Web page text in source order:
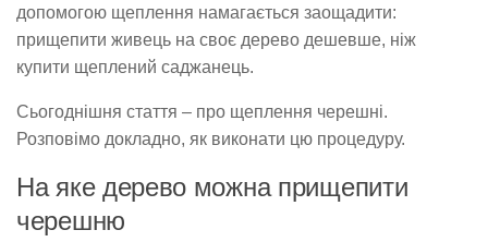
допомогою щеплення намагається заощадити:
прищепити живець на своє дерево дешевше, ніж
купити щеплений саджанець.
Сьогоднішня стаття – про щеплення черешні.
Розповімо докладно, як виконати цю процедуру.
На яке дерево можна прищепити
черешню